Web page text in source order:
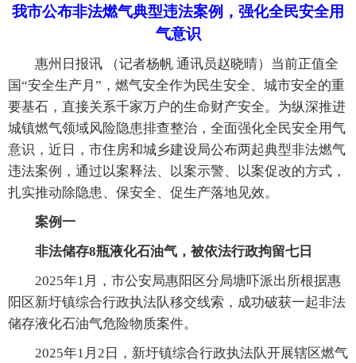
我市公布非法燃气典型违法案例，强化全民安全用
气意识
惠州日报讯 （记者杨帆 通讯员赵晓晴）当前正值全
国“安全生产月”，燃气安全作为民生安全、城市安全的重
要基石，直接关系千家万户的生命财产安全。为纵深推进
城镇燃气领域风险隐患排查整治，全面强化全民安全用气
意识，近日，市住房和城乡建设局公布两起典型非法燃气
违法案例，通过以案释法、以案示警、以案促改的方式，
扎实推动除隐患、保安全、促生产落地见效。
案例一
非法储存8瓶液化石油气，被依法行政拘留七日
2025年1月，市公安局惠阳区分局塘吓派出所根据惠
阳区新圩镇综合行政执法队移交线索，成功破获一起非法
储存液化石油气危险物质案件。
2025年1月2日，新圩镇综合行政执法队开展辖区燃气